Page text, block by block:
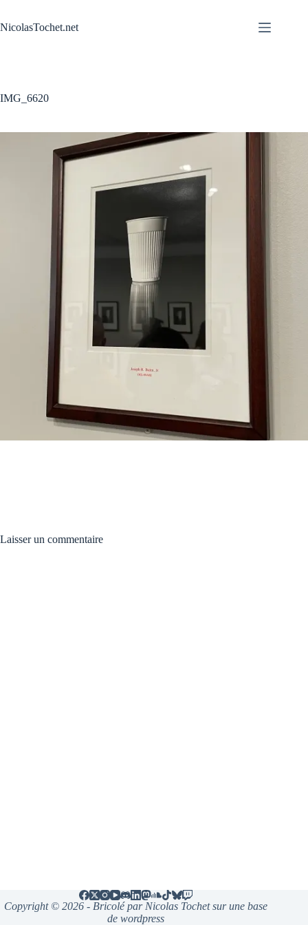
contenu
NicolasTochet.net
IMG_6620
Laisser un commentaire
Copyright © 2026 - Bricolé par Nicolas Tochet sur une base
de wordpress